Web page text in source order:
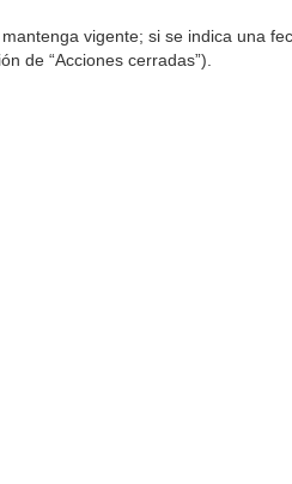
vigente; si se indica una
de “Acciones cerradas”).